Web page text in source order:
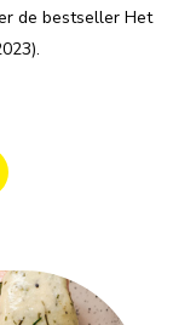
de bestseller Het